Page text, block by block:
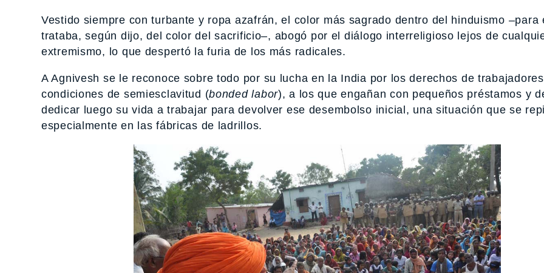
Vestido siempre con turbante y ropa azafrán, el color más sagrado dentro del hinduismo –para
trataba, según dijo, del color del sacrificio–, abogó por el diálogo interreligioso lejos de
extremismo, lo que despertó la furia de los más radicales.
A Agnivesh se le reconoce sobre todo por su lucha en la India por los derechos de
condiciones de semiesclavitud (bonded labor), a los que engañan con pequeños préstamos y
dedicar luego su vida a trabajar para devolver ese desembolso inicial, una situación que se
especialmente en las fábricas de ladrillos.